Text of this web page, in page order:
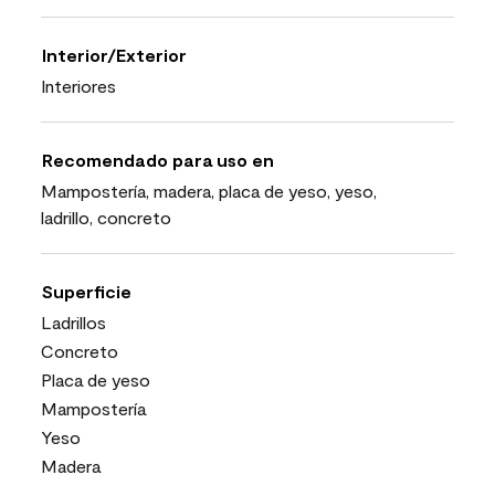
Interior/Exterior
Interiores
Recomendado para uso en
Mampostería, madera, placa de yeso, yeso,
ladrillo, concreto
Superficie
Ladrillos
Concreto
Placa de yeso
Mampostería
Yeso
Madera